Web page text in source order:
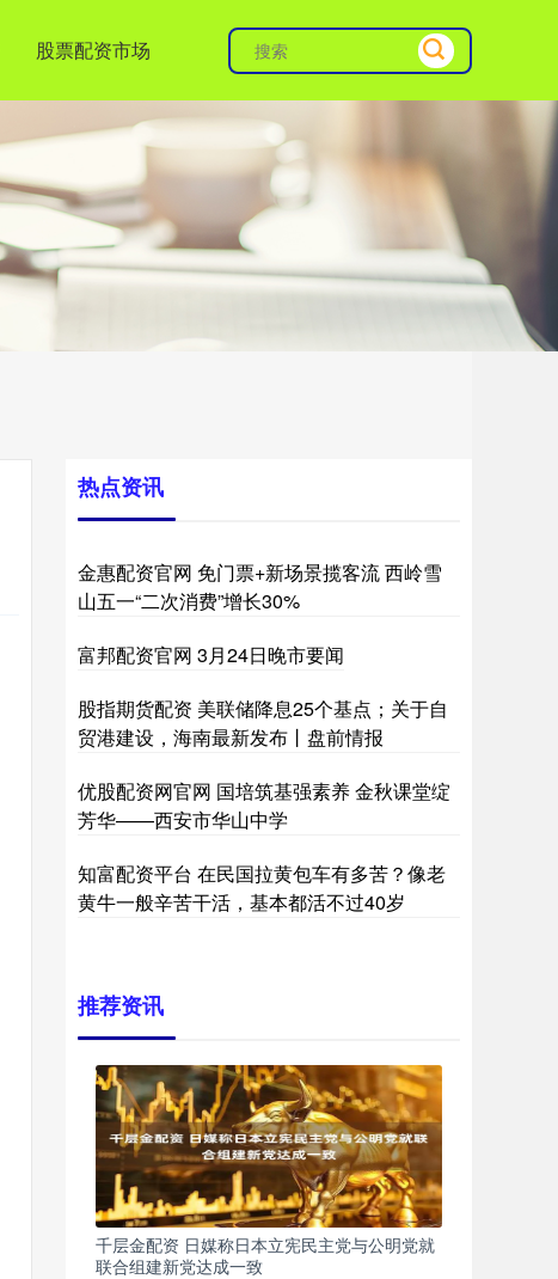
股票配资市场
热点资讯
金惠配资官网 免门票+新场景揽客流 西岭雪
山五一“二次消费”增长30%
富邦配资官网 3月24日晚市要闻
股指期货配资 美联储降息25个基点；关于自
贸港建设，海南最新发布丨盘前情报
优股配资网官网 国培筑基强素养 金秋课堂绽
芳华——西安市华山中学
知富配资平台 在民国拉黄包车有多苦？像老
黄牛一般辛苦干活，基本都活不过40岁
推荐资讯
千层金配资 日媒称日本立宪民主党与公明党就
联合组建新党达成一致